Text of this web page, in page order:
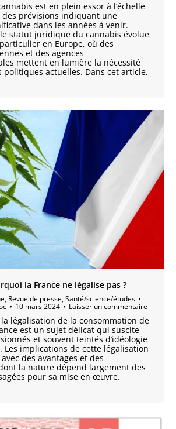
est en plein essor à l’échelle
des prévisions indiquant une
dans les années à venir.
statut juridique du cannabis évolue
en Europe, où des
et des agences
mettent en lumière la nécessité
politiques actuelles. Dans cet article,
la France ne légalise pas ?
, Revue de presse,Santé/science/études
10 mars 2024 Laisser un commentaire
légalisation de la consommation de
est un sujet délicat qui suscite
et souvent teintés d’idéologie
Les implications de cette légalisation
des avantages et des
la nature dépend largement des
pour sa mise en œuvre.